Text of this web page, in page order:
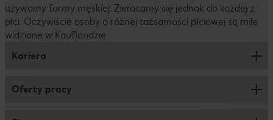
używamy formy męskiej. Zwracamy się jednak do każdej z
płci. Oczywiście osoby o różnej tożsamości płciowej są mile
widziane w Kauflandzie.
Kariera
Praca w markecie
Oferty pracy